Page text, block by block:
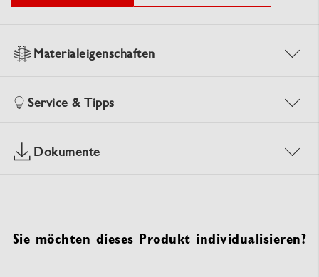
Materialeigenschaften
Service & Tipps
Dokumente
Sie möchten dieses Produkt individualisieren?